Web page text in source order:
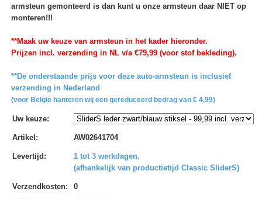
armsteun gemonteerd is dan kunt u onze armsteun daar NIET op
monteren!!!
**Maak uw keuze van armsteun in het kader hieronder.
Prijzen incl. verzending in NL v/a €79,99 (voor stof bekleding).
**De onderstaande prijs voor deze auto-armsteun is inclusief
verzending in Nederland
(voor Belgie hanteren wij een gereduceerd bedrag van € 4,99)
Uw keuze:
Artikel : AW02641704
Levertijd :
1 tot 3 werkdagen.
(afhankelijk van productietijd Classic SliderS)
Verzendkosten: 0